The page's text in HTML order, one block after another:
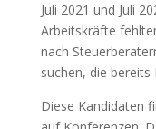
Juli 2021 und Juli
Arbeitskräfte
nach
suchen, die bereits
Diese Kandidaten